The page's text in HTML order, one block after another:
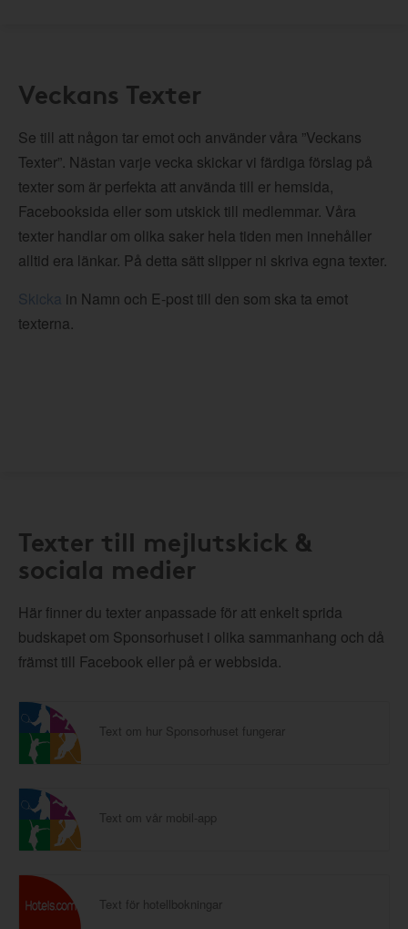
Veckans Texter
Se till att någon tar emot och använder våra ”Veckans
Texter”. Nästan varje vecka skickar vi färdiga förslag på
texter som är perfekta att använda till er hemsida,
Facebooksida eller som utskick till medlemmar. Våra
texter handlar om olika saker hela tiden men innehåller
alltid era länkar. På detta sätt slipper ni skriva egna texter.
Skicka in Namn och E-post till den som ska ta emot
texterna.
Texter till mejlutskick &
sociala medier
Här finner du texter anpassade för att enkelt sprida
budskapet om Sponsorhuset i olika sammanhang och då
främst till Facebook eller på er webbsida.
Text om hur Sponsorhuset fungerar
Text om vår mobil-app
Text för hotellbokningar